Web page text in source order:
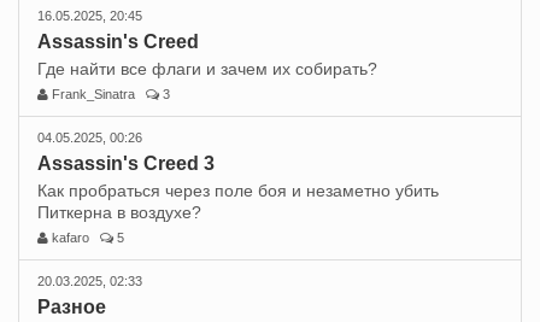
16.05.2025, 20:45
Assassin's Creed
Где найти все флаги и зачем их собирать?
Frank_Sinatra 3
04.05.2025, 00:26
Assassin's Creed 3
Как пробраться через поле боя и незаметно убить
Питкерна в воздухе?
kafaro 5
20.03.2025, 02:33
Разное